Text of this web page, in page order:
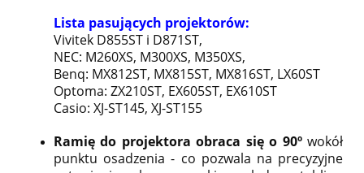
Lista pasujących projektorów:
Vivitek D855ST i D871ST,
NEC: M260XS, M300XS, M350XS,
Benq: MX812ST, MX815ST, MX816ST, LX60ST
Optoma: ZX210ST, EX605ST, EX610ST
Casio: XJ-ST145, XJ-ST155
Ramię do projektora obraca się o 90ºwokół
punktu osadzenia - co pozwala na precyzyjne